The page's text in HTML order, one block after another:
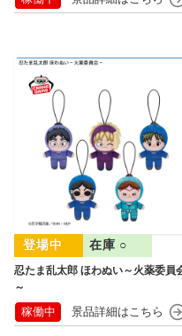
忍たま乱太郎 ほわぬい～火薬委員
～
在庫 ○
稼働中